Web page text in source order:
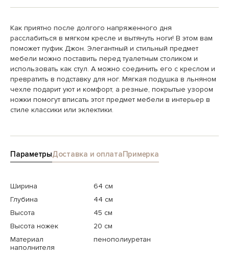
Как приятно после долгого напряженного дня
расслабиться в мягком кресле и вытянуть ноги! В этом вам
поможет пуфик Джон. Элегантный и стильный предмет
мебели можно поставить перед туалетным столиком и
использовать как стул. А можно соединить его с креслом и
превратить в подставку для ног. Мягкая подушка в льняном
чехле подарит уют и комфорт, а резные, покрытые узором
ножки помогут вписать этот предмет мебели в интерьер в
стиле классики или эклектики.
ПараметрыДоставка и оплатаПримерка
Ширина
64 см
Глубина
44 см
Высота
45 см
Высота ножек
20 см
Материал
наполнителя
пенополиуретан